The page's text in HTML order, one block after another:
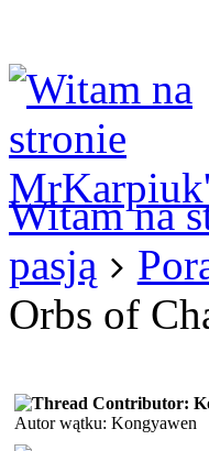
Witam na
pasją
Orbs of
Autor wątku: Kongyawen